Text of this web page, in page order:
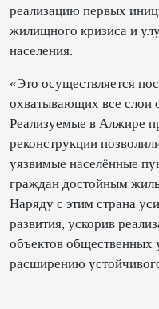
реализацию первых
жилищного кризиса и
населения.
«Это осуществляется
охватывающих все слои
Реализуемые в Алжире
реконструкции
уязвимые населённые
граждан достойным
Наряду с этим страна
развития, ускорив
объектов общественных
расширению